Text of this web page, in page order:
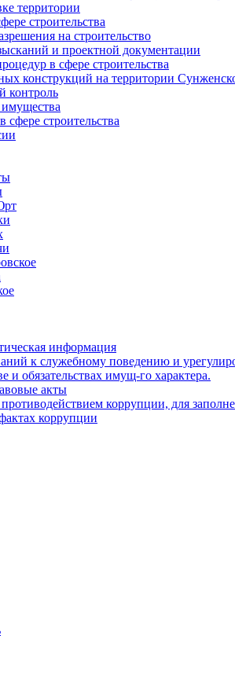
территории
строительства
на строительство
и проектной документации
в сфере строительства
конструкций на территории
контроль
сфере строительства
информация
к служебному поведению и
и обязательствах имущ-го характера.
акты
коррупции, для
коррупции